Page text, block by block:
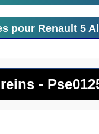
pour Renault 5
-